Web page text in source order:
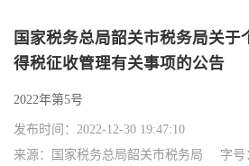
国家税务总局韶关市税务局关于
得税征收管理有关事项的公告
2022年第5号
发布时间： 2022-12-30 19:47:10
来源：
国家税务总局韶关市税务局 字号